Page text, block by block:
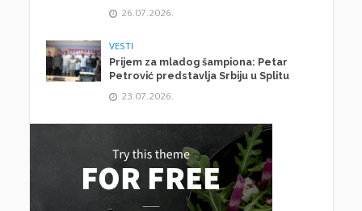
26.07.2026.
VESTI
Prijem za mladog šampiona: Petar
Petrović predstavlja Srbiju u Splitu
23.07.2026.